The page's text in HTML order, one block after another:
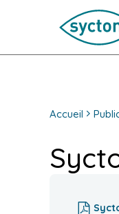
Accueil